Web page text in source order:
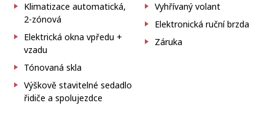
Klimatizace automatická,
2-zónová
Elektrická okna vpředu +
vzadu
Tónovaná skla
Výškově stavitelné sedadlo
řidiče a spolujezdce
Vyhřívaný volant
Elektronická ruční brzda
Záruka